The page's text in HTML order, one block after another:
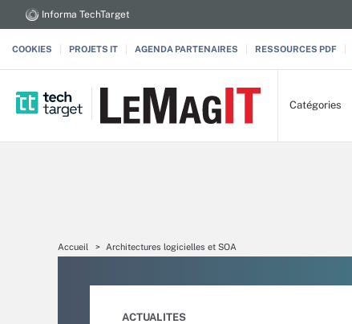
Informa TechTarget
COOKIES PROJETS IT AGENDA PARTENAIRES RESSOURCES PDF
Catégories
Accueil Architectures logicielles et SOA
ACTUALITES